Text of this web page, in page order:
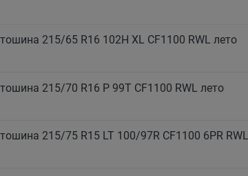
215/65 R16 102H XL CF1100 RWL лето
215/70 R16 P 99T CF1100 RWL лето
215/75 R15 LT 100/97R CF1100 6PR